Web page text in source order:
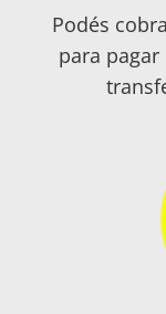
Podés
para